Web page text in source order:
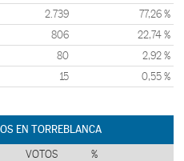
2.739 77,26 %
806 22,74 %
80 2,92 %
15 0,55 %
EN TORREBLANCA
VOTOS %